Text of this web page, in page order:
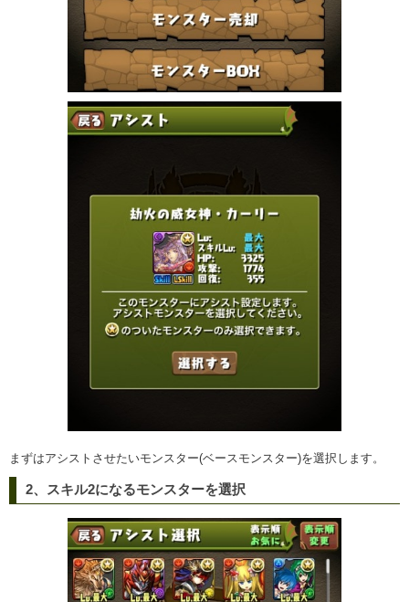
まずはアシストさせたいモンスター(ベースモンスター)を選択します。
2、スキル2になるモンスターを選択